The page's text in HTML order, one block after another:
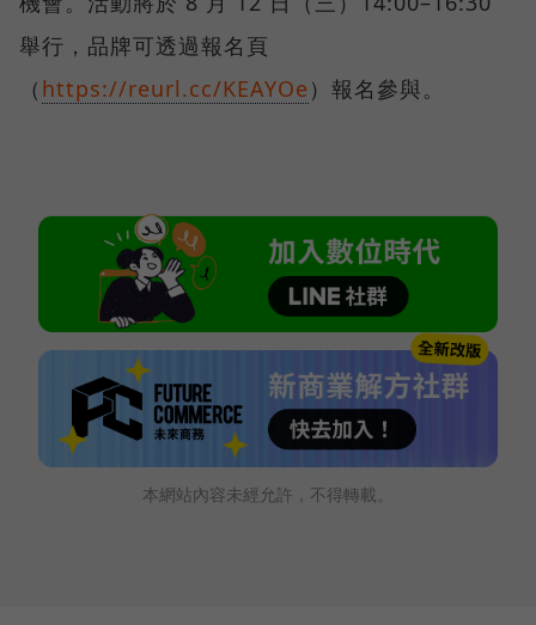
舉行，品牌可透過報名頁
（ https://reurl.cc/KEAYOe ）報名參與。
本網站內容未經允許，不得轉載。